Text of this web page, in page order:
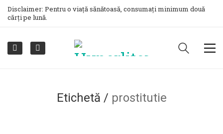
Disclaimer: Pentru o viață sănătoasă, consumați minimum două
cărți pe lună.
Etichetă / prostitutie